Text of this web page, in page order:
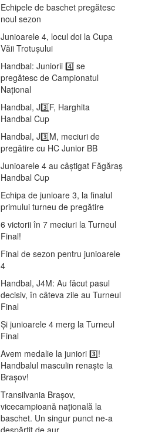
Echipele de baschet pregătesc
noul sezon
Junioarele 4, locul doi la Cupa
Văii Trotușului
Handbal: Juniorii 4️⃣ se
pregătesc de Campionatul
Național
Handbal, J3️⃣F, Harghita
Handbal Cup
Handbal, J3️⃣M, meciuri de
pregătire cu HC Junior BB
Junioarele 4 au câștigat Făgăraș
Handbal Cup
Echipa de junioare 3, la finalul
primului turneu de pregătire
6 victorii în 7 meciuri la Turneul
Final!
Final de sezon pentru junioarele
4
Handbal, J4M: Au făcut pasul
decisiv, în câteva zile au Turneul
Final
Și junioarele 4 merg la Turneul
Final
Avem medalie la juniori 3️⃣!
Handbalul masculin renaște la
Brașov!
Transilvania Brașov,
vicecampioană națională la
baschet. Un singur punct ne-a
despărțit de aur